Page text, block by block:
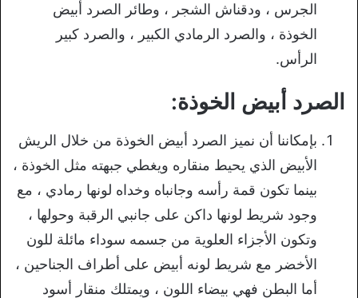
الجرس ، ودقناش الشجر ، وطائر الصرد أبيض
الخوذة ، والصرد الرمادي الكبير ، والصرد كبير
الرأس.
الصرد أبيض الخوذة:
بإمكاننا أن نميز الصرد أبيض الخوذة من خلال الريش
الأبيض الذي يحيط منقاره ويغطي جبهته مثل الخوذة ،
بينما تكون قمة رأسه وجانباه وخداه لونها رمادي ، مع
وجود شريط لونها داكن على جانبي الرقبة وحولها ،
وتكون الأجزاء العلوية من جسمه سوداء مائلة للون
الأخضر مع شريط لونه أبيض على أطراف الجناحين ،
أما البطن فهي بيضاء اللون ، ويمتلك منقار أسود